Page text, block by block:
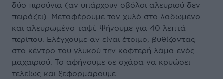
δύο πιρούνια (αν υπάρχουν σβόλοι αλευριού δεν
πειράζει). Μεταφέρουμε τον χυλό στο λαδωμένο
και αλευρωμένο ταψί. Ψήνουμε για 40 λεπτά
περίπου. Ελέγχουμε αν είναι έτοιμο, βυθίζοντας
στο κέντρο του γλυκού την κοφτερή λάμα ενός
μαχαιριού. Το αφήνουμε σε σχάρα να κρυώσει
τελείως και ξεφορμάρουμε.